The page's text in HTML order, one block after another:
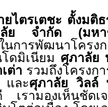
ชะ ตั้งมติธรร
ย จำกัด (มหา
นการพัฒนาโครง
ดมิเนียม ศุภาลัย
ต่า รวมถึงโครงก
ละศุภาลัย วิลล์
เรามองเห็นชัดเ